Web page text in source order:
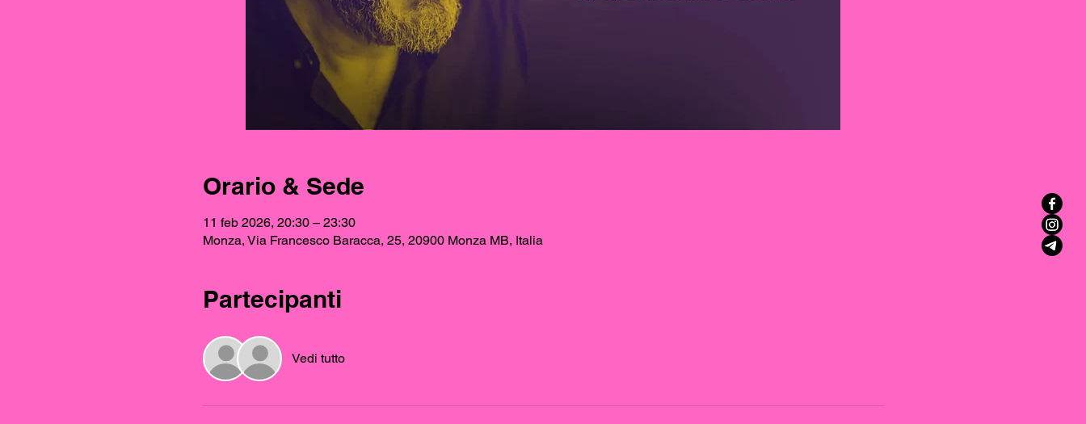
Orario & Sede
11 feb 2026, 20:30 – 23:30
Monza, Via Francesco Baracca, 25, 20900 Monza MB, Italia
Partecipanti
Vedi tutto